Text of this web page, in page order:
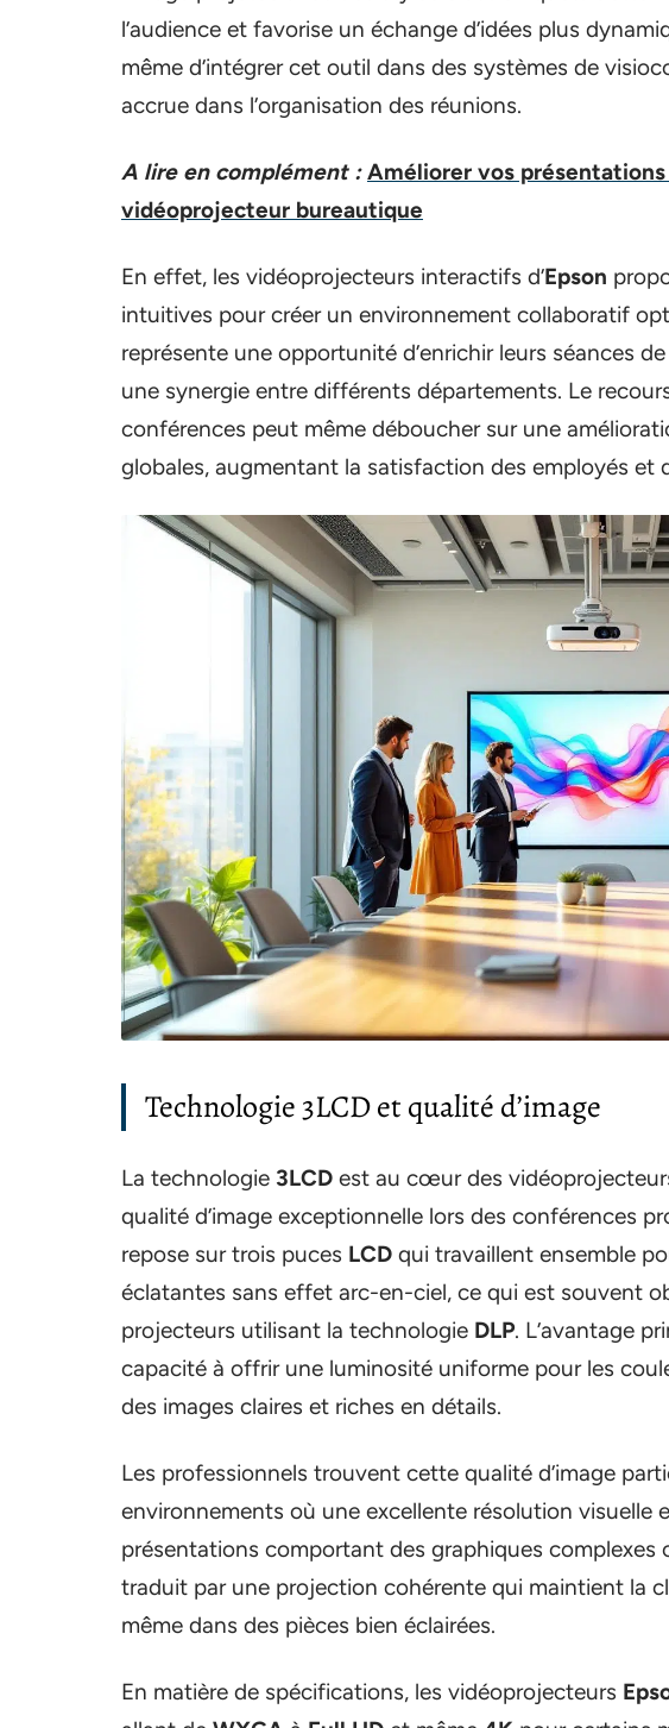
l’audience et favorise un échange d’idées plus
même d’intégrer cet outil dans des systèmes de
accrue dans l’organisation des réunions.
A lire en complément : Améliorer vos
vidéoprojecteur bureautique
En effet, les vidéoprojecteurs interactifs d’Epson
intuitives pour créer un environnement collaboratif
représente une opportunité d’enrichir leurs séances
une synergie entre différents départements. Le
conférences peut même déboucher sur une
globales, augmentant la satisfaction des employés et
Technologie 3LCD et qualité d’image
La technologie 3LCD est au cœur des
qualité d’image exceptionnelle lors des conférences
repose sur trois puces LCD qui travaillent ensemble
éclatantes sans effet arc-en-ciel, ce qui est souvent
projecteurs utilisant la technologie DLP. L’avantage
capacité à offrir une luminosité uniforme pour les
des images claires et riches en détails.
Les professionnels trouvent cette qualité d’image
environnements où une excellente résolution visuelle
présentations comportant des graphiques complexes
traduit par une projection cohérente qui maintient la
même dans des pièces bien éclairées.
En matière de spécifications, les vidéoprojecteurs